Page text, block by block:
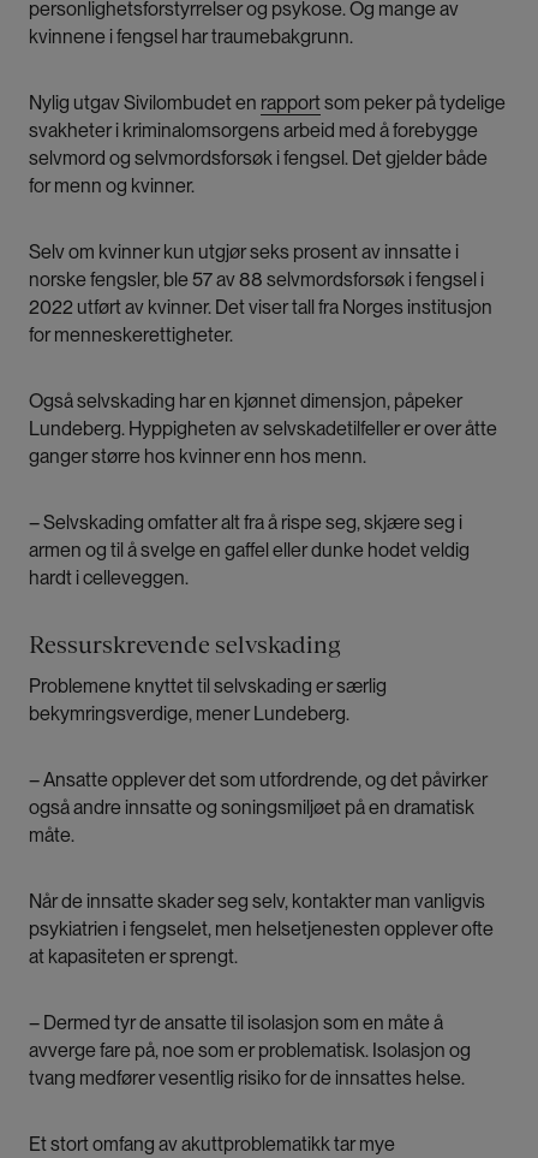
personlighetsforstyrrelser og psykose. Og mange av
kvinnene i fengsel har traumebakgrunn.
Nylig utgav Sivilombudet en rapportsom peker på tydelige
svakheter i kriminalomsorgens arbeid med å forebygge
selvmord og selvmordsforsøk i fengsel. Det gjelder både
for menn og kvinner.
Selv om kvinner kun utgjør seks prosent av innsatte i
norske fengsler, ble 57 av 88 selvmordsforsøk i fengsel i
2022 utført av kvinner. Det viser tall fra Norges institusjon
for menneskerettigheter.
Også selvskading har en kjønnet dimensjon, påpeker
Lundeberg. Hyppigheten av selvskadetilfeller er over åtte
ganger større hos kvinner enn hos menn.
– Selvskading omfatter alt fra å rispe seg, skjære seg i
armen og til å svelge en gaffel eller dunke hodet veldig
hardt i celleveggen.
Ressurskrevende selvskading
Problemene knyttet til selvskading er særlig
bekymringsverdige, mener Lundeberg.
– Ansatte opplever det som utfordrende, og det påvirker
også andre innsatte og soningsmiljøet på en dramatisk
måte.
Når de innsatte skader seg selv, kontakter man vanligvis
psykiatrien i fengselet, men helsetjenesten opplever ofte
at kapasiteten er sprengt.
– Dermed tyr de ansatte til isolasjon som en måte å
avverge fare på, noe som er problematisk. Isolasjon og
tvang medfører vesentlig risiko for de innsattes helse.
Et stort omfang av akuttproblematikk tar mye